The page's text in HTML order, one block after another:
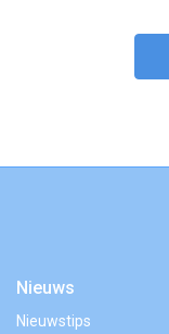
Nieuws
Nieuwstips